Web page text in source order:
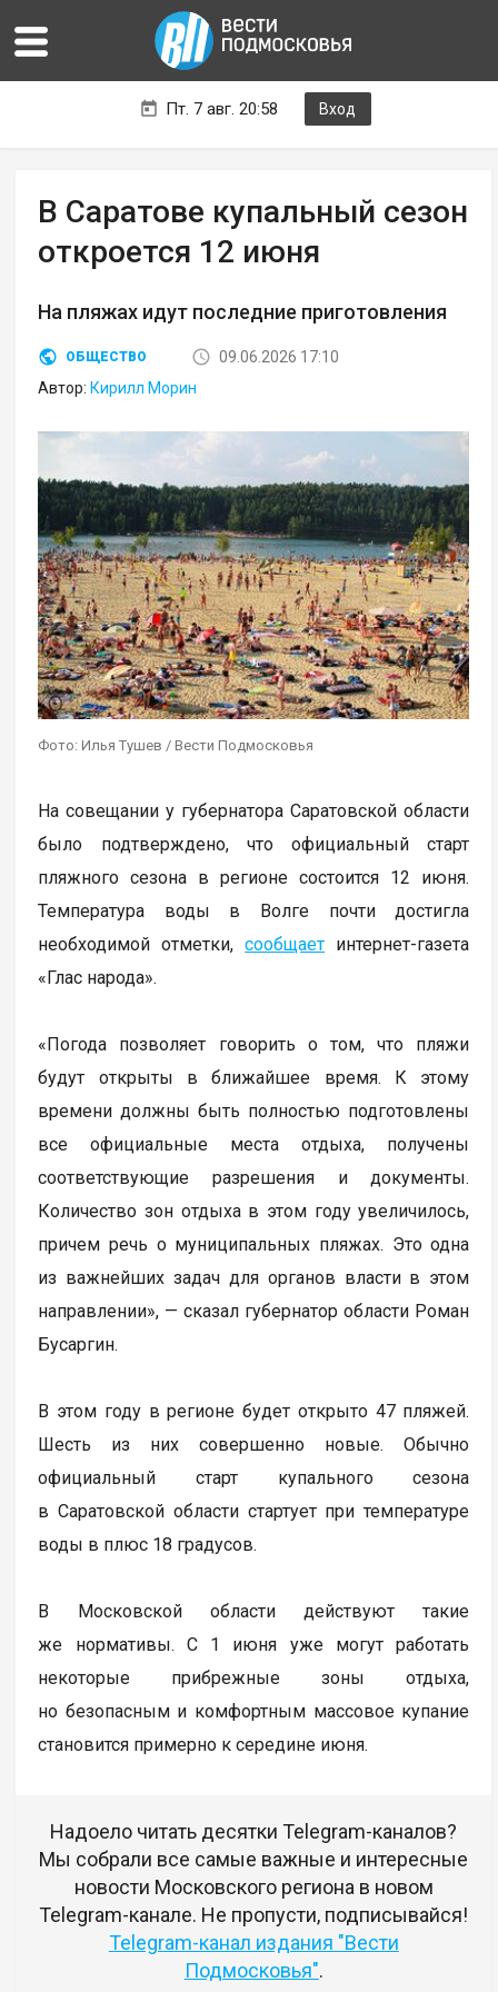
Пт. 7 авг. 20:58 Вход
В Саратове купальный сезон
откроется 12 июня
На пляжах идут последние приготовления
ОБЩЕСТВО
09.06.2026 17:10
Автор: Кирилл Морин
Фото: Илья Тушев / Вести Подмосковья
На совещании у губернатора Саратовской области
было подтверждено, что официальный старт
пляжного сезона в регионе состоится 12 июня.
Температура воды в Волге почти достигла
необходимой отметки,сообщает интернет-газета
«Глас народа».
«Погода позволяет говорить о том, что пляжи
будут открыты в ближайшее время. К этому
времени должны быть полностью подготовлены
все официальные места отдыха, получены
соответствующие разрешения и документы.
Количество зон отдыха в этом году увеличилось,
причем речь о муниципальных пляжах. Это одна
из важнейших задач для органов власти в этом
направлении», — сказал губернатор области Роман
Бусаргин.
В этом году в регионе будет открыто 47 пляжей.
Шесть из них совершенно новые. Обычно
официальный старт купального сезона
в Саратовской области стартует при температуре
воды в плюс 18 градусов.
В Московской области действуют такие
же нормативы. С 1 июня уже могут работать
некоторые прибрежные зоны отдыха,
но безопасным и комфортным массовое купание
становится примерно к середине июня.
Надоело читать десятки Telegram-каналов?
Мы собрали все самые важные и интересные
новости Московского региона в новом
Telegram-канале. Не пропусти, подписывайся!
Telegram-канал издания "Вести
Подмосковья".